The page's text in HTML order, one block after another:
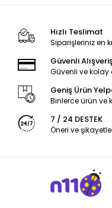
Hızlı Teslimat
Siparişleriniz en
Güvenli
Güvenli ve
Geniş Ürün
Binlerce ürün
7 / 24 DESTEK
Öneri ve